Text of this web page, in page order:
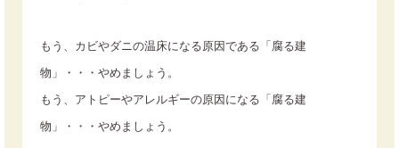
もう、カビやダニの温床になる原因である「腐る建
物」・・・やめましょう。
もう、アトピーやアレルギーの原因になる「腐る建
物」・・・やめましょう。